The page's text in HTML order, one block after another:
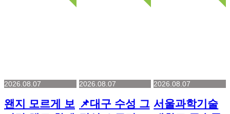
2026.08.07
왠지 모르게 보
2026.08.07
📌대구 수성 그
2026.08.07
서울과학기술